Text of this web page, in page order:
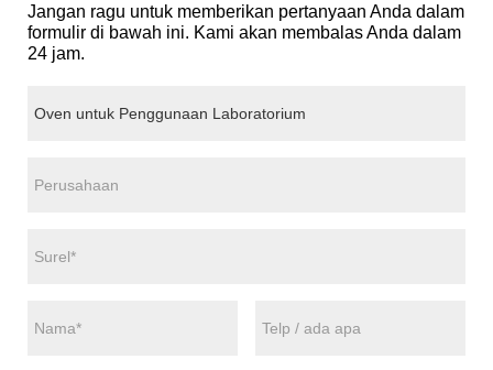
Jangan ragu untuk memberikan pertanyaan Anda dalam
formulir di bawah ini. Kami akan membalas Anda dalam
24 jam.